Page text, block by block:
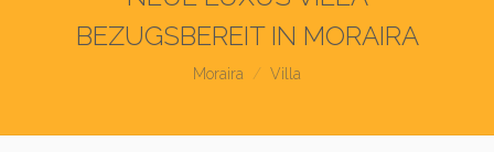
BEZUGSBEREIT IN MORAIRA
Moraira Villa